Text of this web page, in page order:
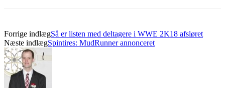
Forrige indlægSå er listen med deltagere i WWE 2K18 afsløret
Næste indlægSpintires: MudRunner annonceret